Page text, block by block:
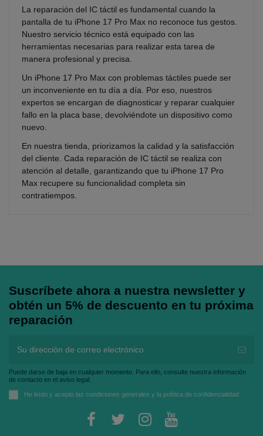
La reparación del IC táctil es fundamental cuando la
pantalla de tu iPhone 17 Pro Max no reconoce tus gestos.
Nuestro servicio técnico está equipado con las
herramientas necesarias para realizar esta tarea de
manera profesional y precisa.
Un iPhone 17 Pro Max con problemas táctiles puede ser
un inconveniente en tu día a día. Por eso, nuestros
expertos se encargan de diagnosticar y reparar cualquier
fallo en la placa base, devolviéndote un dispositivo como
nuevo.
En nuestra tienda, priorizamos la calidad y la satisfacción
del cliente. Cada reparación de IC táctil se realiza con
atención al detalle, garantizando que tu iPhone 17 Pro
Max recupere su funcionalidad completa sin
contratiempos.
Suscríbete ahora a nuestra newsletter y
obtén un 5% de descuento en tu próxima
reparación
Puede darse de baja en cualquier momento. Para ello, consulte nuestra información
de contacto en el aviso legal.
He leído y acepto las condiciones generales y la política de confidencialidad